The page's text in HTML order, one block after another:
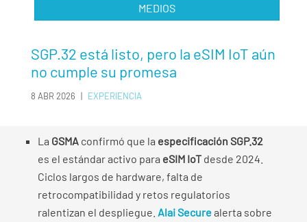
MEDIOS
SGP.32 está listo, pero la eSIM IoT aún
no cumple su promesa
8 ABR 2026 | EXPERIENCIA
La GSMAconfirmó que la especificación SGP.32
es el estándar activo para eSIM IoTdesde 2024.
Ciclos largos de hardware, falta de
retrocompatibilidad y retos regulatorios
ralentizan el despliegue. Alai Securealerta sobre